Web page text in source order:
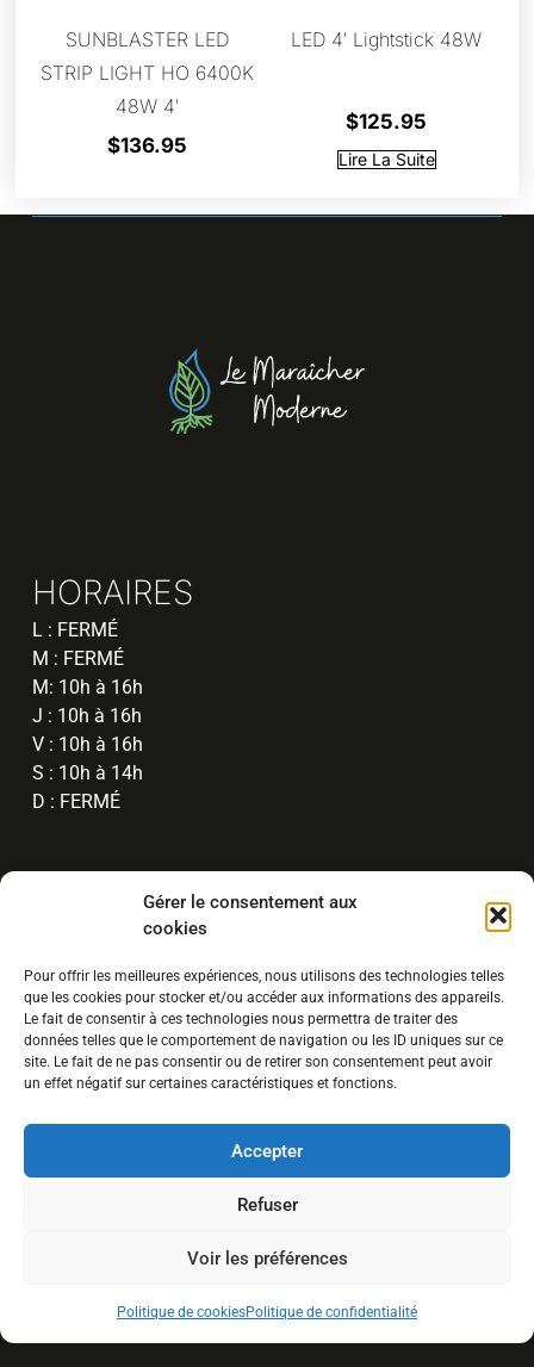
Gérer le consentement aux
cookies
Pour offrir les meilleures expériences, nous utilisons des technologies telles
que les cookies pour stocker et/ou accéder aux informations des appareils.
Le fait de consentir à ces technologies nous permettra de traiter des
données telles que le comportement de navigation ou les ID uniques sur ce
site. Le fait de ne pas consentir ou de retirer son consentement peut avoir
un effet négatif sur certaines caractéristiques et fonctions.
Accepter
Refuser
Voir les préférences
Politique de cookiesPolitique de confidentialité
SUNBLASTER LED
STRIP LIGHT HO 6400K
48W 4′
$136.95
LED 4′ Lightstick 48W
$125.95
Lire La Suite
HORAIRES
L : FERMÉ
M : FERMÉ
M: 10h à 16h
J : 10h à 16h
V : 10h à 16h
S : 10h à 14h
D : FERMÉ
17 Saint-Patrick, Shannon G3S1G9, QC
info@lemaraichermoderne.com
(581) 998-4988